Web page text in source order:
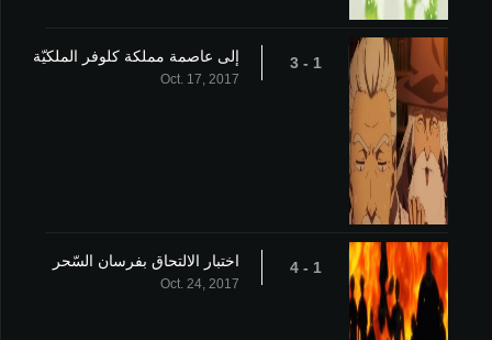
1 - 3 إلى عاصمة مملكة كلوفر الملكيّة
Oct. 17, 2017
1 - 4 اختبار الالتحاق بفرسان السّحر
Oct. 24, 2017